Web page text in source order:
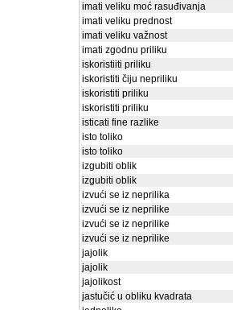
imati veliku moć rasuđivanja
imati veliku prednost
imati veliku važnost
imati zgodnu priliku
iskoristiiti priliku
iskoristiti čiju nepriliku
iskoristiti priliku
iskoristiti priliku
isticati fine razlike
isto toliko
isto toliko
izgubiti oblik
izgubiti oblik
izvući se iz neprilika
izvući se iz neprilike
izvući se iz neprilike
izvući se iz neprilike
jajolik
jajolik
jajolikost
jastučić u obliku kvadrata